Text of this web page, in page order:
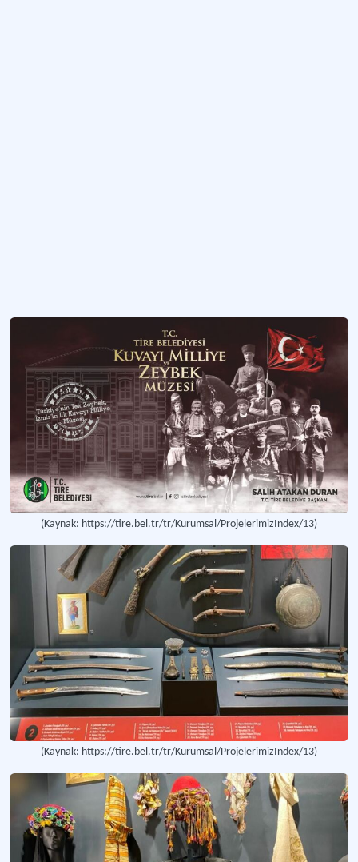
(Kaynak: https://tire.bel.tr/tr/Kurumsal/ProjelerimizIndex/13)
(Kaynak: https://tire.bel.tr/tr/Kurumsal/ProjelerimizIndex/13)